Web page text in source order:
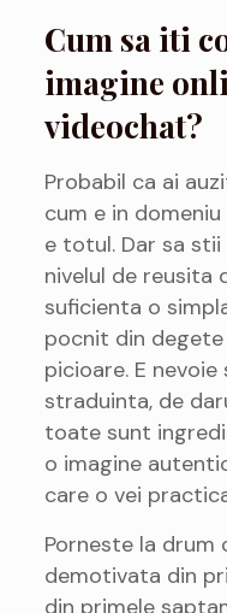
Cum sa iti
imagine
videochat?
Probabil ca ai
cum e in
e totul. Dar sa stii
nivelul de reusita
suficienta o
pocnit din
picioare. E nevoie
straduinta, de
toate sunt
o imagine
care o vei
Porneste la drum
demotivata din
din primele